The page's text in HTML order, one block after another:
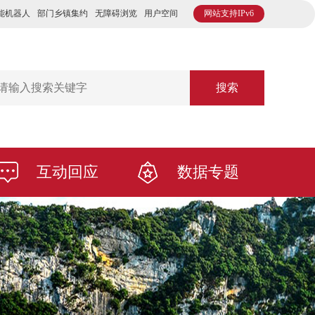
网站支持IPv6
机器人 部门乡镇集约 无障碍浏览 用户空间
搜索
互动回应 数据专题